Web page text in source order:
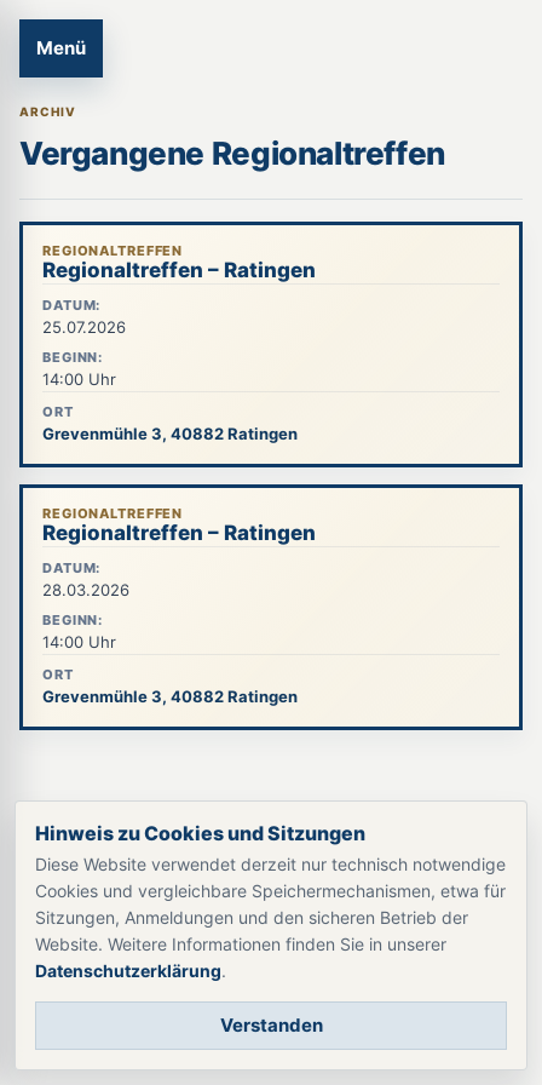
Menü
ARCHIV
Vergangene Regionaltreffen
REGIONALTREFFEN
Regionaltreffen – Ratingen
DATUM:
25.07.2026
BEGINN:
14:00 Uhr
ORT
Grevenmühle 3, 40882 Ratingen
REGIONALTREFFEN
Regionaltreffen – Ratingen
DATUM:
28.03.2026
BEGINN:
14:00 Uhr
ORT
Grevenmühle 3, 40882 Ratingen
Hinweis zu Cookies und Sitzungen
Diese Website verwendet derzeit nur technisch notwendige
Cookies und vergleichbare Speichermechanismen, etwa für
Sitzungen, Anmeldungen und den sicheren Betrieb der
Website. Weitere Informationen finden Sie in unserer
Datenschutzerklärung.
Verstanden